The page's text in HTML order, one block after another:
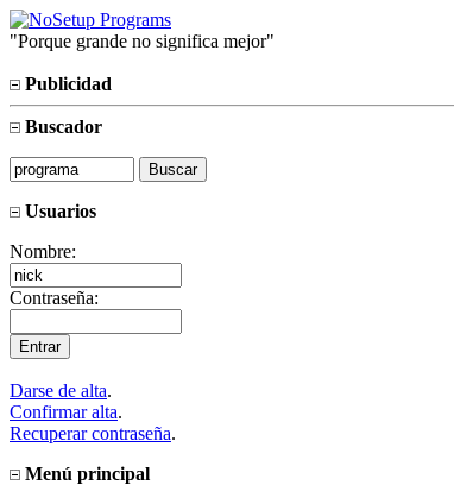
Porque grande no significa mejor
Publicidad
Buscador
Usuarios
Nombre:
Contraseña:
Darse de alta.
Confirmar alta.
Recuperar contraseña.
Menú principal